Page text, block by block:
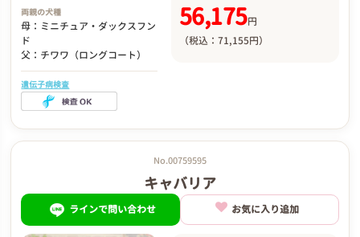
両親の犬種
母：ミニチュア・ダックスフン
ド
父：チワワ（ロングコート）
遺伝子病検査
56,175円
（税込：71,155円）
No.00759595
キャバリア
ラインで問い合わせ お気に入り追加